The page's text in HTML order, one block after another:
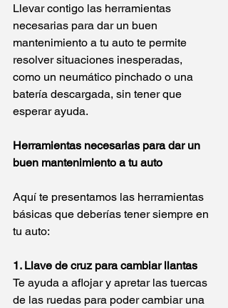
Llevar contigo las herramientas
necesarias para dar un buen
mantenimiento a tu auto te permite
resolver situaciones inesperadas,
como un neumático pinchado o una
batería descargada, sin tener que
esperar ayuda.
Herramientas necesarias para dar un
buen mantenimiento a tu auto
Aquí te presentamos las herramientas
básicas que deberías tener siempre en
tu auto:
1. Llave de cruz para cambiar llantas
Te ayuda a aflojar y apretar las tuercas
de las ruedas para poder cambiar una